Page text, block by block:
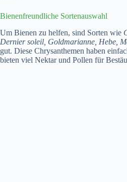
Bienenfreundliche Sortenauswahl
Um Bienen zu helfen, sind Sorten wie
Dernier soleil, Goldmarianne, Hebe,
gut. Diese Chrysanthemen haben
bieten viel Nektar und Pollen für